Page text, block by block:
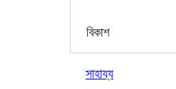
বিকাশ
সাহায্য